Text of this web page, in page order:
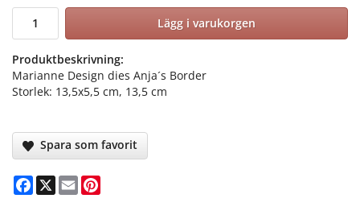
Lägg i varukorgen
Produktbeskrivning:
Marianne Design dies Anja´s Border
Storlek: 13,5x5,5 cm, 13,5 cm
Spara som favorit
Facebook
X Email